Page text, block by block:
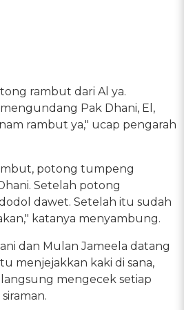
rambut dari Al ya.
Pak Dhani, El,
rambut ya," ucap pengarah
potong tumpeng
Setelah potong
dawet. Setelah itu sudah
katanya menyambung.
dan Mulan Jameela datang
menjejakkan kaki di sana,
mengecek setiap